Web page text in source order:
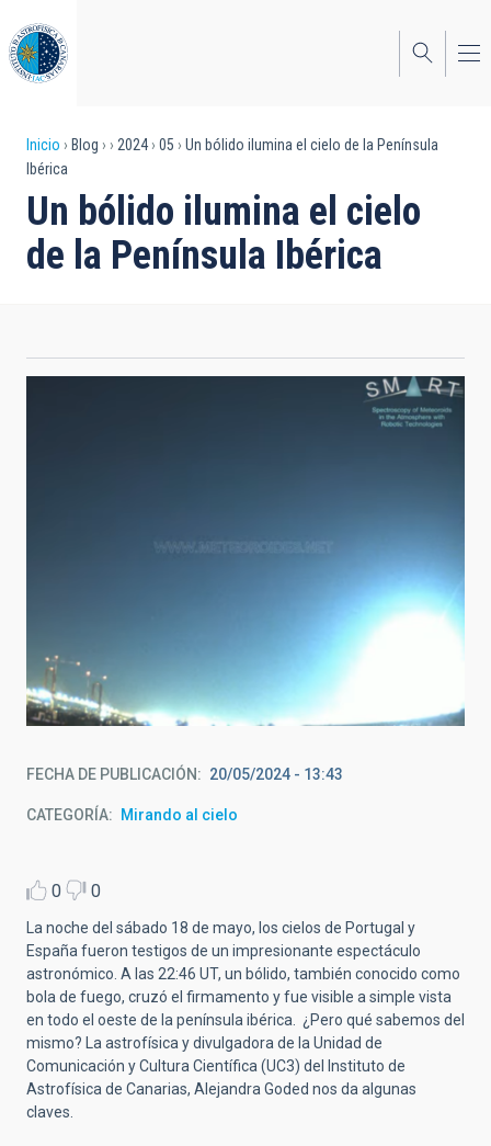
al
contenido
principal
Sobrescribir
enlaces
de
ayuda
navegación
Inicio Blog 2024 05
Un bólido ilumina el cielo de la Península
Ibérica
Un bólido ilumina el cielo
de la Península Ibérica
Imagen del meteoroide captada por SMART / Crédito:
Consejo Superior de Investigaciones Científicas
FECHA DE PUBLICACIÓN 20/05/2024 - 13:43
CATEGORÍA Mirando al cielo
0 0
La noche del sábado 18 de mayo, los cielos de Portugal y
España fueron testigos de un impresionante espectáculo
astronómico. A las 22:46 UT, un bólido, también conocido como
bola de fuego, cruzó el firmamento y fue visible a simple vista
en todo el oeste de la península ibérica. ¿Pero qué sabemos del
mismo? La astrofísica y divulgadora de la Unidad de
Comunicación y Cultura Científica (UC3) del Instituto de
Astrofísica de Canarias, Alejandra Goded nos da algunas
claves.